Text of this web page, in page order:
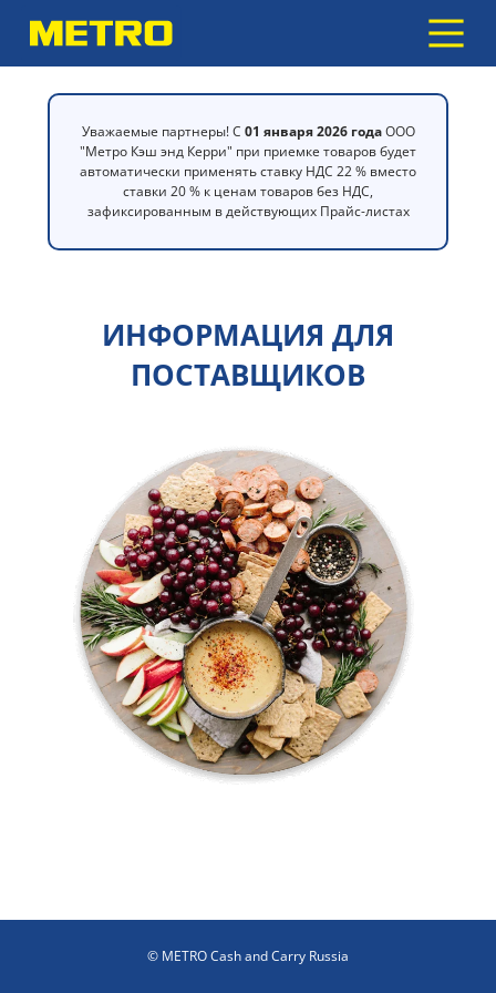
Уважаемые партнеры! С 01 января 2026 годаООО
"Метро Кэш энд Керри" при приемке товаров будет
автоматически применять ставку НДС 22 % вместо
ставки 20 % к ценам товаров без НДС,
зафиксированным в действующих Прайс-листах
ИНФОРМАЦИЯ ДЛЯ
ПОСТАВЩИКОВ
© METRO Cash and Carry Russia